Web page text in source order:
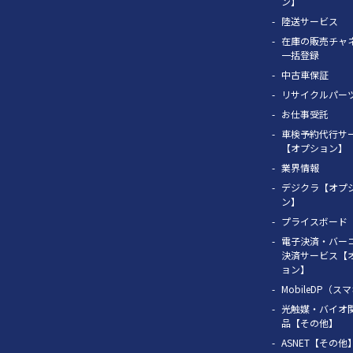
陸送サービス
在庫の販売チャ
一括登録
中古車保証
リサイクルパー
お仕事受託
車検予約代行サ
【オプション】
業界情報
デジクラ【オプ
ン】
プライスボード
電子決済・バー
決済サービス【
ョン】
MobileDP（スマ
光触媒・バイオ
品【その他】
ASNET【その他】